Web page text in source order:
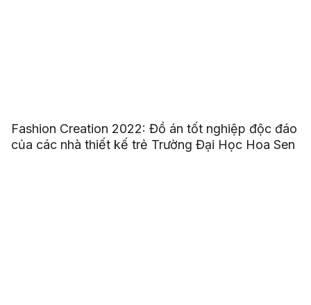
Fashion Creation 2022: Đồ án tốt nghiệp độc đáo
của các nhà thiết kế trẻ Trường Đại Học Hoa Sen